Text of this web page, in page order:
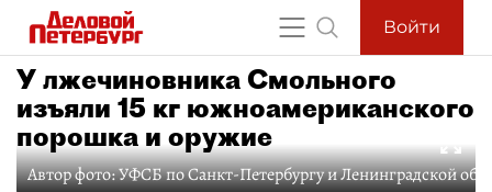
Войти
У лжечиновника Смольного
изъяли 15 кг южноамериканского
порошка и оружие
Автор фото:УФСБ по Санкт-Петербургу и Ленинградской